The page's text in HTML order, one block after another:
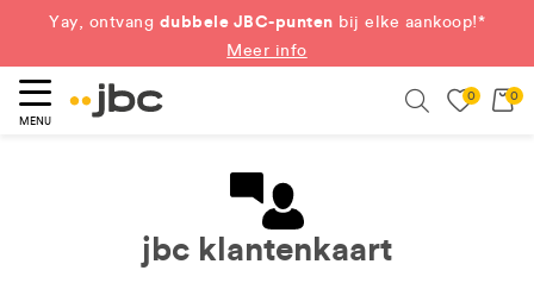
Yay, ontvang dubbele JBC-punten bij elke aankoop!*
Meer info
MENU
0 0
jbc klantenkaart